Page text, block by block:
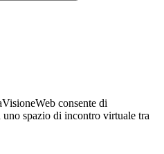
consente di
spazio di incontro virtuale tra